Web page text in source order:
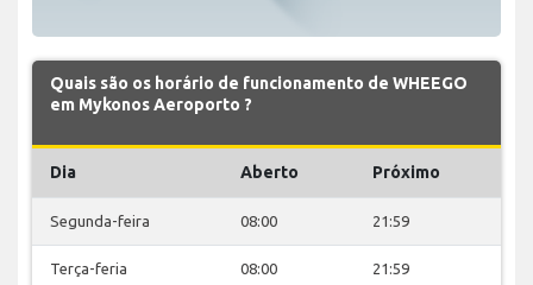
Quais são os horário de funcionamento de WHEEGO
em Mykonos Aeroporto ?
Dia Aberto Próximo
Segunda-feira 08:00 21:59
Terça-feria 08:00 21:59